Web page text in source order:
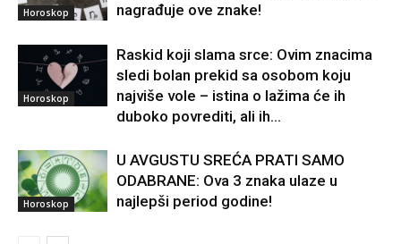
Horoskop
nagrađuje ove znake!
Horoskop
Raskid koji slama srce: Ovim znacima
sledi bolan prekid sa osobom koju
najviše vole – istina o lažima će ih
duboko povrediti, ali ih...
Horoskop
U AVGUSTU SREĆA PRATI SAMO
ODABRANE: Ova 3 znaka ulaze u
najlepši period godine!